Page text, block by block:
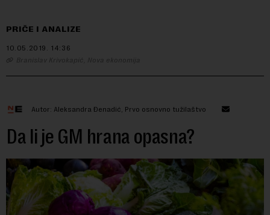
PRIČE I ANALIZE
10.05.2019. 14:36
Branislav Krivokapić, Nova ekonomija
Autor: Aleksandra Đenadić, Prvo osnovno tužilaštvo
Da li je GM hrana opasna?